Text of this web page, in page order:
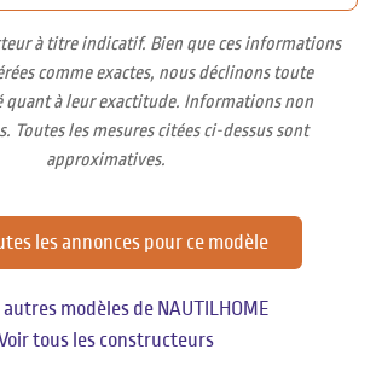
à titre indicatif. Bien que ces informations
comme exactes, nous déclinons toute
quant à leur exactitude. Informations non
Toutes les mesures citées ci-dessus sont
approximatives.
les annonces pour ce modèle
autres modèles de NAUTILHOME
tous les constructeurs